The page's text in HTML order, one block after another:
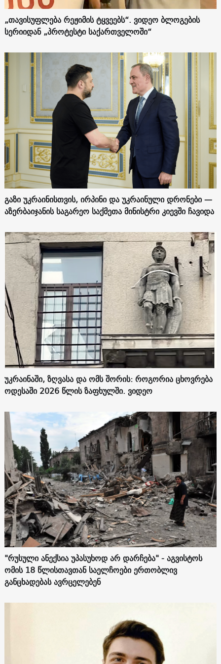
„თავისუფლება რეჟიმის ტყვეებს“. ვიდეო ბლოგების
სერიიდან „პროტესტი საქართველოში“
გაზი უკრაინისთვის, ირპინი და უკრაინული დრონები —
აზერბაიჯანის საგარეო საქმეთა მინისტრი კიევში ჩავიდა
უკრაინაში, ზღვასა და ომს შორის: როგორია ცხოვრება
ოდესაში 2026 წლის ზაფხულში. ვიდეო
"რუსული ანექსია უპასუხოდ არ დარჩება" - აგვისტოს
ომის 18 წლისთავთან საელჩოები ერთობლივ
განცხადებას ავრცელებენ